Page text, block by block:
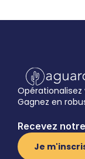
Opérationalisez
Gagnez en
Recevez
Je